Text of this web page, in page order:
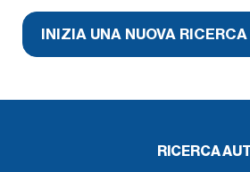
INIZIA UNA NUOVA RICERCA
RICERCA